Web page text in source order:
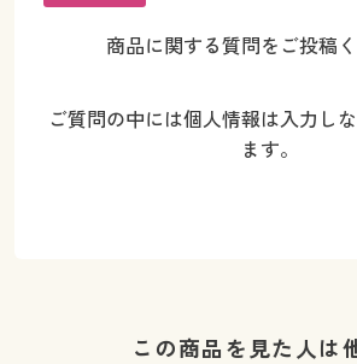
商品に関する質問をご投稿く
ご質問の中には個人情報は入力し
ます。
この商品を見た人は